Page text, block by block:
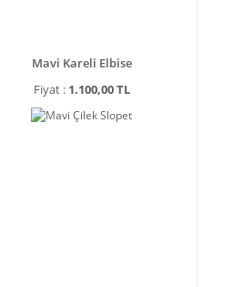
Mavi Kareli Elbise
Fiyat : 1.100,00 TL